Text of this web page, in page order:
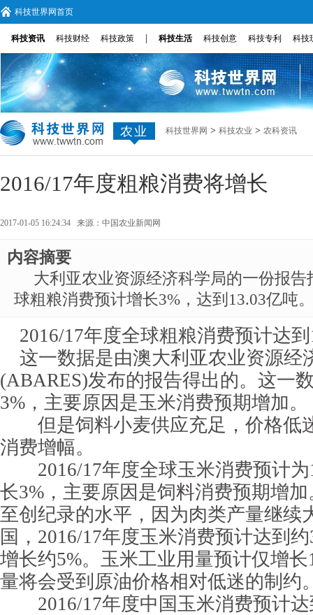
科技世界网首页
科技资讯 科技财经 科技政策 科技生活 科技创意 科技专利 科技
农业 科技世界网 > 科技农业 > 农科资讯
2016/17年度粗粮消费将增长
2017-01-05 16:24:34 来源： 中国农业新闻网
内容摘要
大利亚农业资源经济科学局的一份报告
球粗粮消费预计增长3%，达到13.03亿吨
2016/17年度全球粗粮消费预计达到
这一数据是由澳大利亚农业资源经
(ABARES)发布的报告得出的。这一
3%，主要原因是玉米消费预期增加。
但是饲料小麦供应充足，价格低
消费增幅。
2016/17年度全球玉米消费预计为
长3%，主要原因是饲料消费预期增
至创纪录的水平，因为肉类产量继续
国，2016/17年度玉米消费预计达到
增长约5%。玉米工业用量预计仅增
量将会受到原油价格相对低迷的制约
2016/17年度中国玉米消费预计达